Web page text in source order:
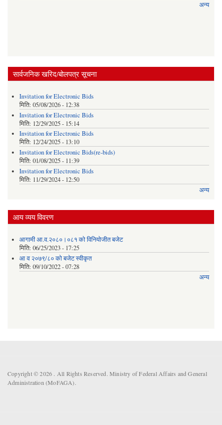
अन्य
सार्वजनिक खरिद/बोलपत्र सूचना
Invitation for Electronic Bids
मिति: 05/08/2026 - 12:38
Invitation for Electronic Bids
मिति: 12/29/2025 - 15:14
Invitation for Electronic Bids
मिति: 12/24/2025 - 13:10
Invitation for Electronic Bids(re-bids)
मिति: 01/08/2025 - 11:39
Invitation for Electronic Bids
मिति: 11/29/2024 - 12:50
अन्य
आय व्यय विवरण
आगामी आ.व.२०८०।०८१ को विनियोजीत बजेट
मिति: 06/25/2023 - 17:25
आ व २०७९/८० को बजेट स्वीकृत
मिति: 09/10/2022 - 07:28
अन्य
Copyright © 2026 . All Rights Reserved. Ministry of Federal Affairs and General
Administration (MoFAGA).